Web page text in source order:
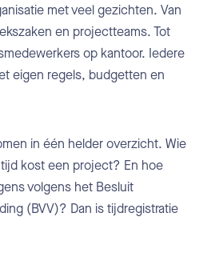
met veel gezichten. Van
en projectteams. Tot
op kantoor. Iedere
eigen regels, budgetten en
in één helder overzicht. Wie
kost een project? En hoe
volgens het Besluit
(BVV)? Dan is tijdregistratie